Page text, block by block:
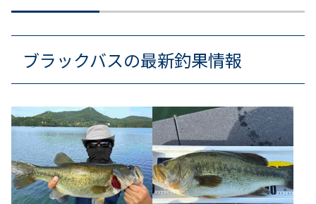
ブラックバスの最新釣果情報